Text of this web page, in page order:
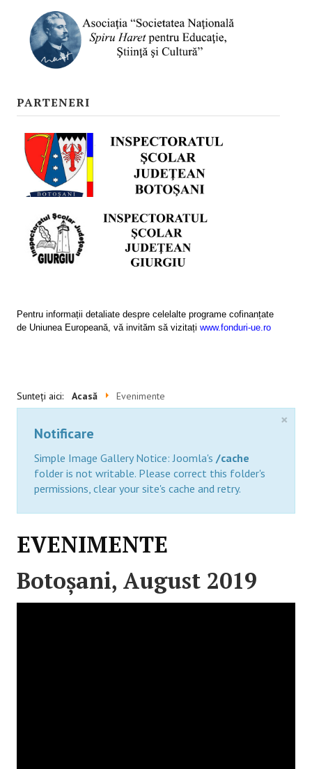
Pentru capacitate instituţională
ACCES BLACKBOARD
SESIUNI ONLINE
CONTACT
PARTENERI
Pentru informații detaliate despre celelalte programe cofinanțate
de Uniunea Europeană, vă invităm să vizitați www.fonduri-ue.ro
Sunteți aici: Acasă Evenimente
×
Notificare
Simple Image Gallery Notice: Joomla's /cache
folder is not writable. Please correct this folder's
permissions, clear your site's cache and retry.
EVENIMENTE
Botoşani, August 2019